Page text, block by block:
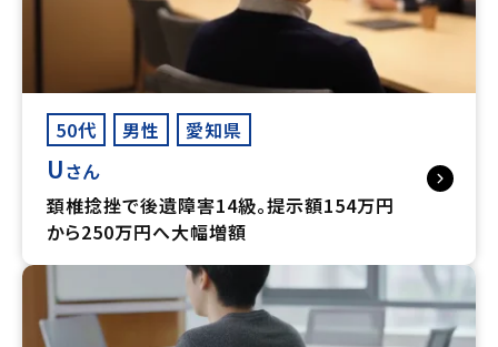
50代 男性 愛知県
Uさん
頚椎捻挫で後遺障害14級。提示額154万円
から250万円へ大幅増額